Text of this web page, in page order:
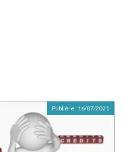
Publié le : 16/07/2021